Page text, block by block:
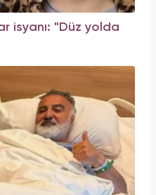
isyanı: "Düz yolda